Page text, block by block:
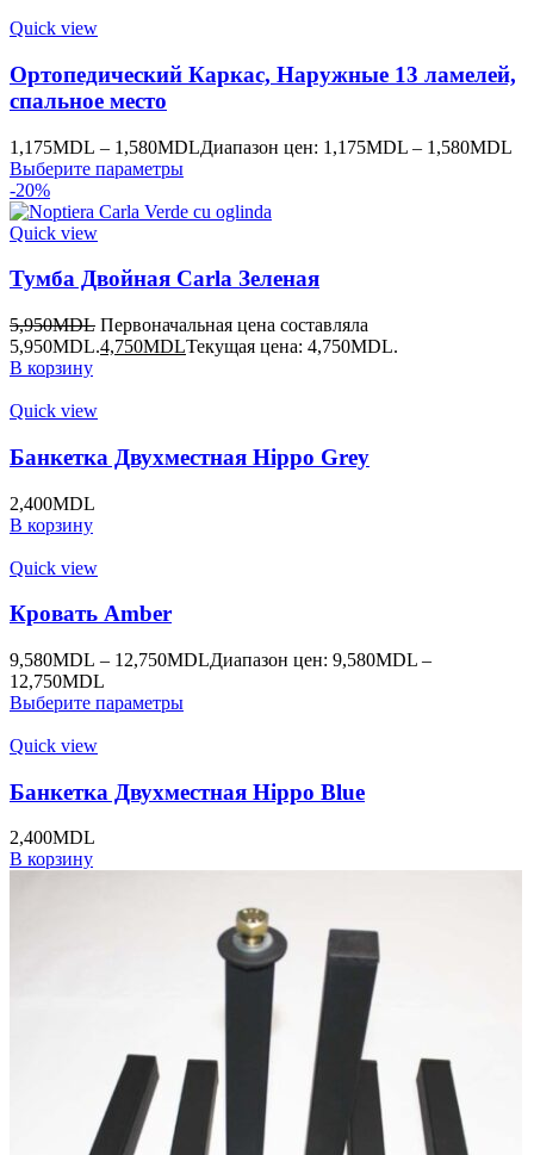
Quick view
Ортопедический Каркас, Наружные 13 ламелей,
спальное место
1,175MDL – 1,580MDLДиапазон цен: 1,175MDL – 1,580MDL
Выберите параметры
-20%
Quick view
Тумба Двойная Carla Зеленая
5,950MDL Первоначальная цена составляла
5,950MDL.4,750MDLТекущая цена: 4,750MDL.
В корзину
Quick view
Банкетка Двухместная Hippo Grey
2,400MDL
В корзину
Quick view
Кровать Amber
9,580MDL – 12,750MDLДиапазон цен: 9,580MDL –
12,750MDL
Выберите параметры
Quick view
Банкетка Двухместная Hippo Blue
2,400MDL
В корзину